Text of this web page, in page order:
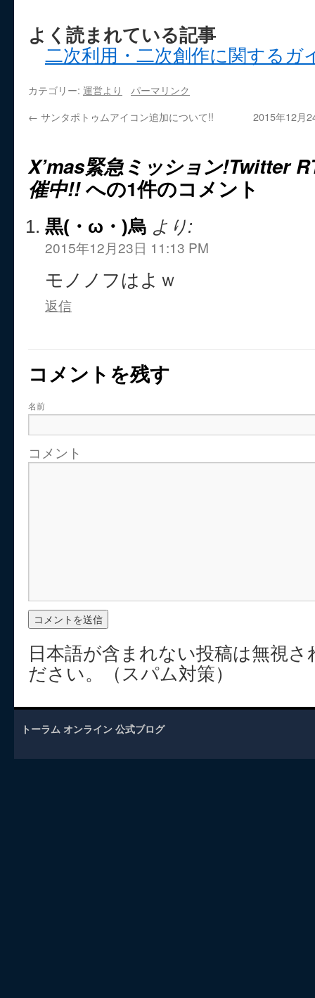
よく読まれている記事
二次利用・二次創作に関するガ
カテゴリー: 運営より
パーマリンク
← サンタポトゥムアイコン追加について!! 2015年12月
X’mas緊急ミッション!Twitter
催中!!への1件のコメント
黒(・ω・)烏 より:
2015年12月23日 11:13 PM
モノノフはよｗ
返信
コメントを残す
名前
コメント
日本語が含まれない投稿は無視
ださい。（スパム対策）
トーラム オンライン 公式ブログ